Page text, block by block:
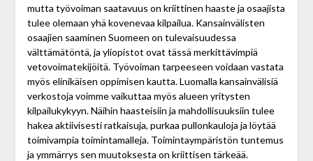
mutta työvoiman saatavuus on kriittinen haaste ja osaajista
tulee olemaan yhä kovenevaa kilpailua. Kansainvälisten
osaajien saaminen Suomeen on tulevaisuudessa
välttämätöntä, ja yliopistot ovat tässä merkittävimpiä
vetovoimatekijöitä. Työvoiman tarpeeseen voidaan vastata
myös elinikäisen oppimisen kautta. Luomalla kansainvälisiä
verkostoja voimme vaikuttaa myös alueen yritysten
kilpailukykyyn. Näihin haasteisiin ja mahdollisuuksiin tulee
hakea aktiivisesti ratkaisuja, purkaa pullonkauloja ja löytää
toimivampia toimintamalleja. Toimintaympäristön tuntemus
ja ymmärrys sen muutoksesta on kriittisen tärkeää.